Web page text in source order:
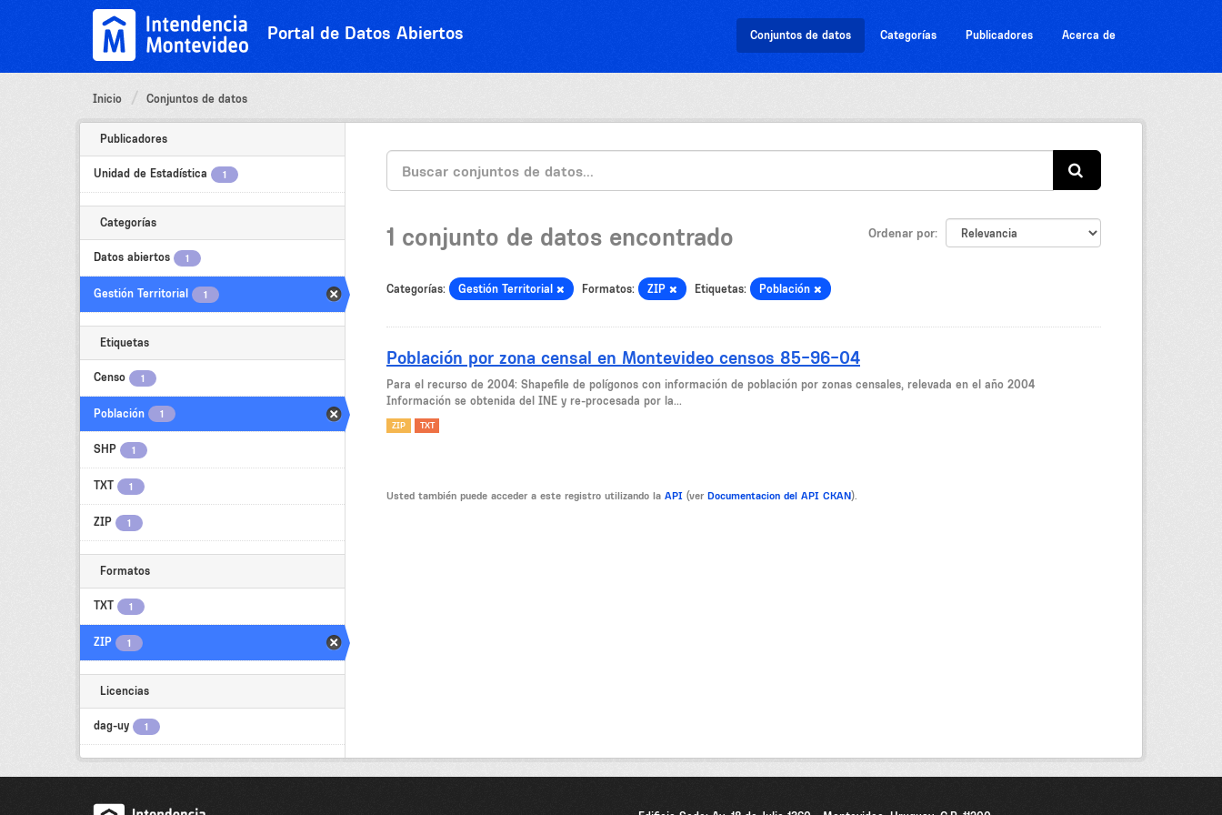
Portal de Datos Abiertos Conjuntos de datos Categorías Publicadores Acerca de
Inicio Conjuntos de datos
Publicadores
Unidad de Estadística 1
Categorías
Datos abiertos 1
Gestión Territorial 1
Etiquetas
Censo 1
Población 1
SHP 1
TXT 1
ZIP 1
Formatos
TXT 1
ZIP 1
Licencias
dag-uy 1
Ordenar por
1 conjunto de datos encontrado
Categorías: Gestión Territorial Formatos: ZIP Etiquetas: Población
Población por zona censal en Montevideo censos 85-96-04
Para el recurso de 2004: Shapefile de polígonos con información de población por zonas censales, relevada en el año 2004
Información se obtenida del INE y re-procesada por la...
ZIP TXT
Usted también puede acceder a este registro utilizando la API (ver Documentacion del API CKAN).